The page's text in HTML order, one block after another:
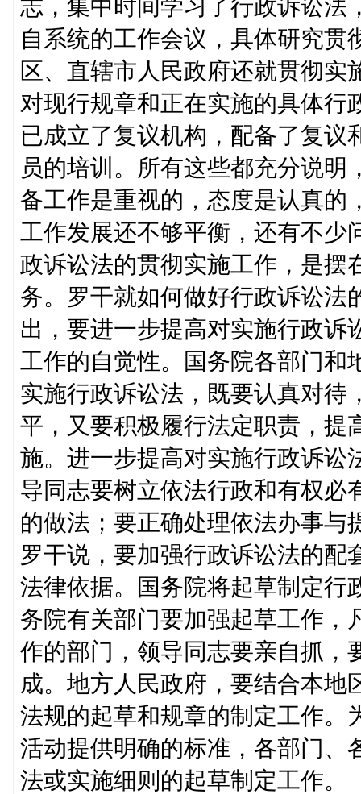
志，集中时间学习了行政诉讼法
自系统的工作会议，具体研究
区、直辖市人民政府还就贯彻
对现行规章和正在实施的具体行
已成立了复议机构，配备了复议
员的培训。所有这些都充分说
备工作是重视的，态度是认真的
工作发展还不够平衡，还有不少
政诉讼法的贯彻实施工作，是摆
务。罗干就如何做好行政诉讼法
出，要进一步提高对实施行政诉
工作的自觉性。国务院各部门和
实施行政诉讼法，既要认真对待
平，又要积极履行法定职责，提
施。进一步提高对实施行政诉讼
导同志要树立依法行政和有权必
的做法；要正确处理依法办事与
罗干说，要加强行政诉讼法的配
法律依据。国务院将起草制定行
务院有关部门要加强起草工作，
作的部门，领导同志要亲自抓，
成。地方人民政府，要结合本地
法规的起草和规章的制定工作。
活动提供明确的标准，各部门、
法或实施细则的起草制定工作。